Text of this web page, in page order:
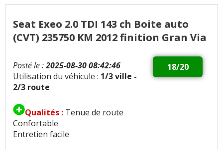
Seat Exeo 2.0 TDI 143 ch Boite auto
(CVT) 235750 KM 2012 finition Gran Via
18/20
Posté le :2025-08-30 08:42:46
Utilisation du véhicule : 1/3 ville -
2/3 route
Qualités : Tenue de route
Confortable
Entretien facile